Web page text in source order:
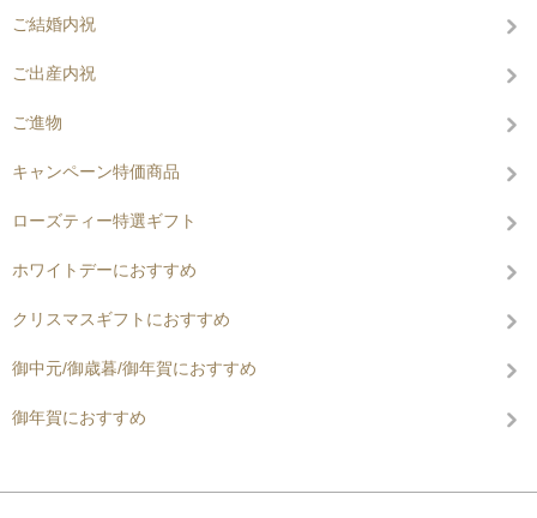
ご結婚内祝
ご出産内祝
ご進物
キャンペーン特価商品
ローズティー特選ギフト
ホワイトデーにおすすめ
クリスマスギフトにおすすめ
御中元/御歳暮/御年賀におすすめ
御年賀におすすめ